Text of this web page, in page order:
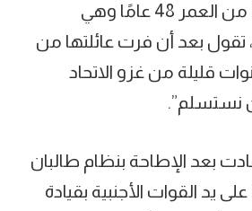
حميدة أمان البالغة من العمر 48 عامًا وهي
بعد أن فرت عائلتها من
قليلة من غزو الاتحاد
نستسلم”.
بعد الإطاحة بنظام طالبان
الأول في عام 2001 على يد القوات الأجنبية بقيادة